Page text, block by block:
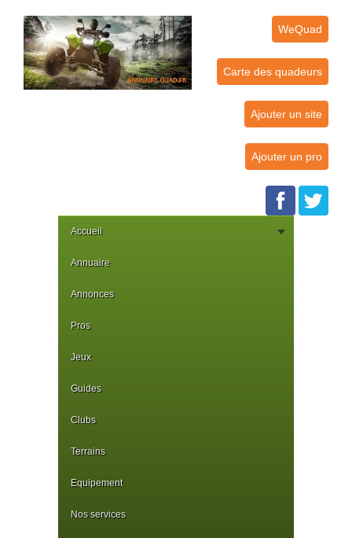
WeQuad
Carte des quadeurs
Ajouter un site
Ajouter un pro
Accueil
Annuaire
Annonces
Pros
Jeux
Guides
Clubs
Terrains
Equipement
Nos services